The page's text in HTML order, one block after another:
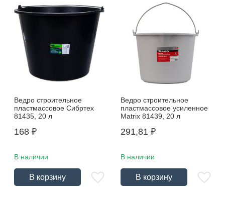
Ведро строительное
пластмассовое Сибртех
81435, 20 л
168 ₽
В наличии
В корзину
Ведро строительное
пластмассовое усиленное
Matrix 81439, 20 л
291,81 ₽
В наличии
В корзину